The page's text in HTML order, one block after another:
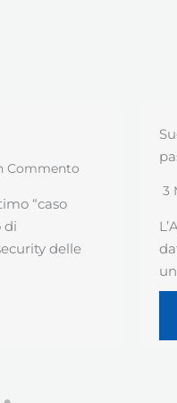
dei
pubblicato